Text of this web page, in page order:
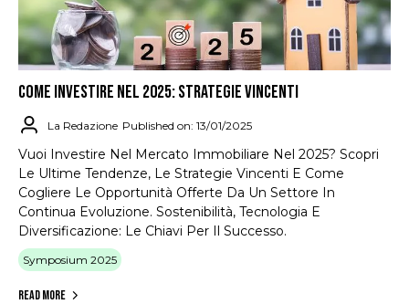
COME INVESTIRE NEL 2025: STRATEGIE VINCENTI
La Redazione Published on: 13/01/2025
Vuoi Investire Nel Mercato Immobiliare Nel 2025? Scopri
Le Ultime Tendenze, Le Strategie Vincenti E Come
Cogliere Le Opportunità Offerte Da Un Settore In
Continua Evoluzione. Sostenibilità, Tecnologia E
Diversificazione: Le Chiavi Per Il Successo.
Symposium 2025
Read More